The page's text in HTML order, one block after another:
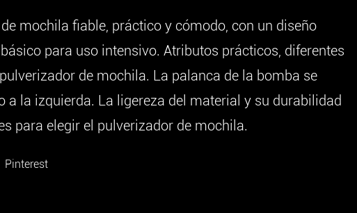
mochila fiable, práctico y cómodo, con un diseño
para uso intensivo. Atributos prácticos, diferentes
de mochila. La palanca de la bomba se
a la izquierda. La ligereza del material y su durabilidad
para elegir el pulverizador de mochila.
Pinterest